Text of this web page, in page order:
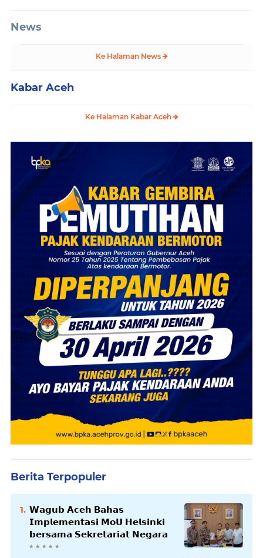
News
Ke Halaman News
Kabar Aceh
Ke Halaman Kabar Aceh
Berita Terpopuler
𝗪𝗮𝗴𝘂𝗯 𝗔𝗰𝗲𝗵 𝗕𝗮𝗵𝗮𝘀
𝗜𝗺𝗽𝗹𝗲𝗺𝗲𝗻𝘁𝗮𝘀𝗶 𝗠𝗼𝗨 𝗛𝗲𝗹𝘀𝗶𝗻𝗸𝗶
𝗯𝗲𝗿𝘀𝗮𝗺𝗮 𝗦𝗲𝗸𝗿𝗲𝘁𝗮𝗿𝗶𝗮𝘁 𝗡𝗲𝗴𝗮𝗿𝗮